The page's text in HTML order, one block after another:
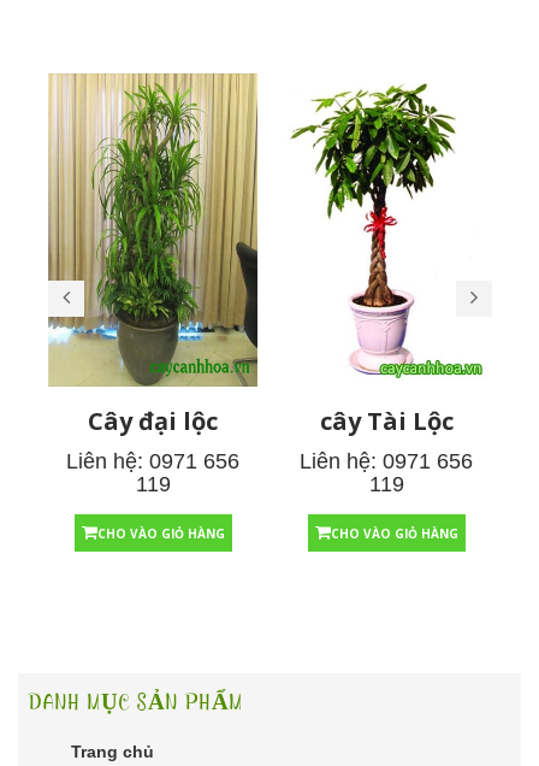
Cây đại lộc
Liên hệ: 0971 656
119
CHO VÀO GIỎ HÀNG
cây Tài Lộc
Liên hệ: 0971 656
119
CHO VÀO GIỎ HÀNG
DANH MỤC SẢN PHẨM
Trang chủ